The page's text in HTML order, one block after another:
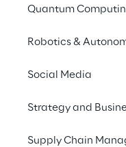
Quantum
Robotics &
Social Media
Strategy and
Supply Chain